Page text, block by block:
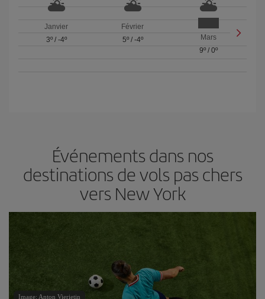
Janvier
3º/ -4º
Février
5º/ -4º
Mars
9º /0º
Événements dans nos
destinations de vols pas chers
vers New York
Image: Anton Vierietin